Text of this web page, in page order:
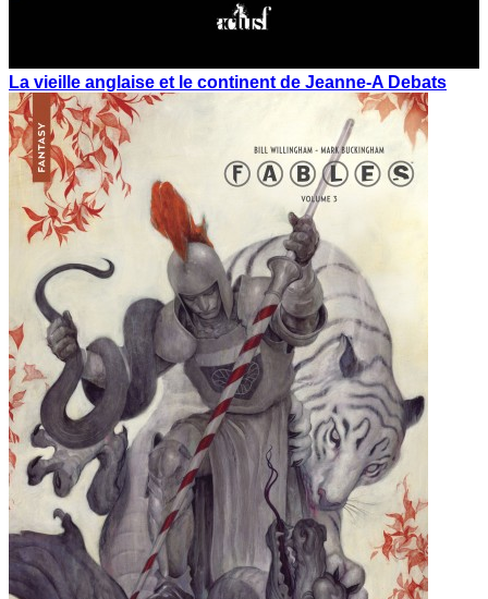
La vieille anglaise et le continent de Jeanne-A Debats